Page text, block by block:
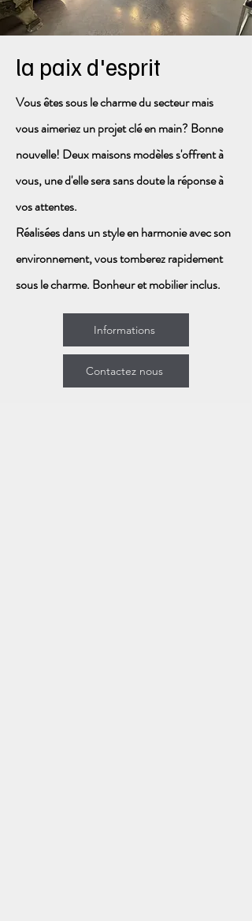
la paix d'esprit
Vous êtes sous le charme du secteur mais
vous aimeriez un projet clé en main? Bonne
nouvelle! Deux maisons modèles s'offrent à
vous, une d'elle sera sans doute la réponse à
vos attentes.
Réalisées dans un style en harmonie avec son
environnement, vous tomberez rapidement
sous le charme. Bonheur et mobilier inclus.
Informations
Contactez nous